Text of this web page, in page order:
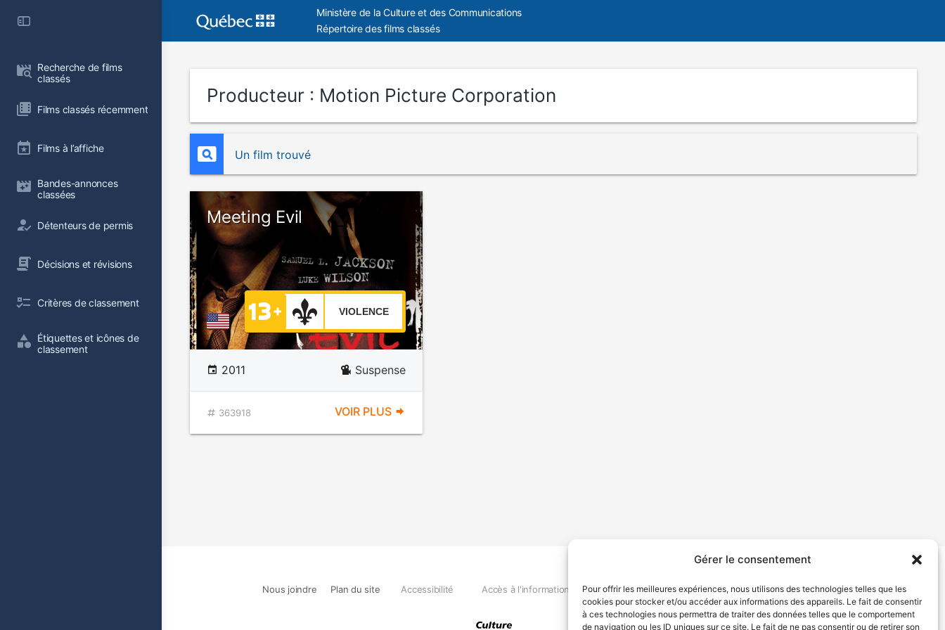
Gérer le consentement
Pour offrir les meilleures expériences, nous utilisons des technologies telles que les
cookies pour stocker et/ou accéder aux informations des appareils. Le fait de consentir
à ces technologies nous permettra de traiter des données telles que le comportement
de navigation ou les ID uniques sur ce site. Le fait de ne pas consentir ou de retirer son
Recherche de films
classés
Films classés récemment
Films à l’affiche
Bandes-annonces
classées
Détenteurs de permis
Décisions et révisions
Critères de classement
Étiquettes et icônes de
classement
Ministère de la Culture et des Communications
Répertoire des films classés
Producteur : Motion Picture Corporation
Un film trouvé
Meeting Evil
VIOLENCE
2011 Suspense
363918 VOIR PLUS
Nous joindre Plan du site Accessibilité Accès à l'information Déclaration de services Politique de confidentialité